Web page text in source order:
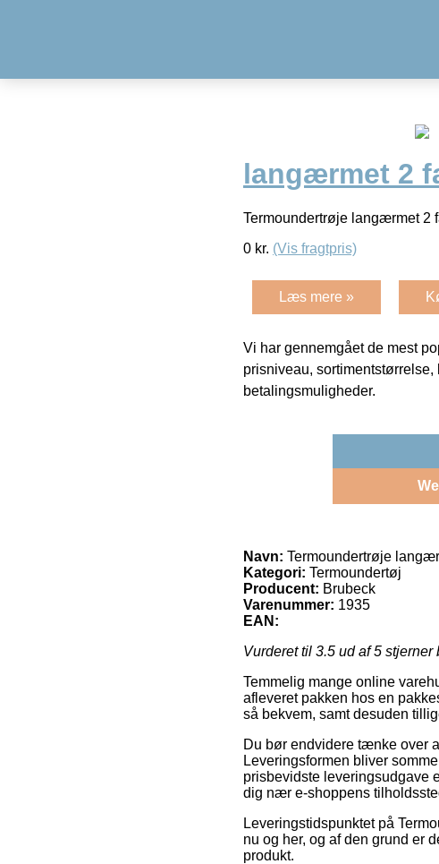
langærmet 2
Termoundertrøje langærmet 2
0 kr. (Vis fragtpris)
Læs mere »
Vi har gennemgået de mest
prisniveau,
betalingsmuligheder.
Navn: Termoundertrøje
Kategori: Termoundertøj
Producent: Brubeck
Varenummer: 1935
EAN:
Vurderet til 3.5 ud af 5 stjerner
Temmelig mange online
afleveret pakken hos en
så bekvem, samt desuden
Du bør endvidere tænke over
Leveringsformen bliver
prisbevidste leveringsudgave
dig nær e-shoppens
Leveringstidspunktet på
nu og her, og af den grund er
produkt.